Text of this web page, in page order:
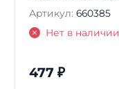
Артикул: 660385
Нет в наличии
477 ₽